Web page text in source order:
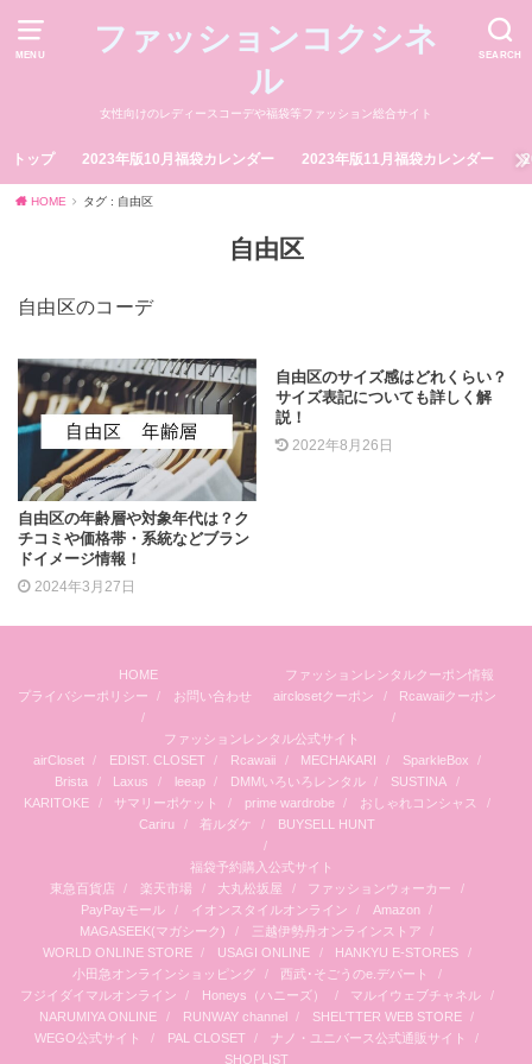
MENU SEARCH
ファッションコクシネ
ル
女性向けのレディースコーデや福袋等ファッション総合サイト
トップ 2023年版10月福袋カレンダー 2023年版11月福袋カレンダー
HOME タグ : 自由区
自由区
自由区のコーデ
自由区の年齢層や対象年代は？ク
チコミや価格帯・系統などブラン
ドイメージ情報！
2024年3月27日
自由区のサイズ感はどれくらい？
サイズ表記についても詳しく解
説！
2022年8月26日
HOME
プライバシーポリシー
お問い合わせ
ファッションレンタルクーポン情報
airclosetクーポン
Rcawaiiクーポン
ファッションレンタル公式サイト
airCloset
EDIST. CLOSET Rcawaii MECHAKARI
SparkleBox
Brista
Laxus leeap DMMいろいろレンタル
SUSTINA
KARITOKE
サマリーポケット prime wardrobe
おしゃれコンシャス
Cariru
着ルダケ BUYSELL HUNT
福袋予約購入公式サイト
東急百貨店
楽天市場 大丸松坂屋
ファッションウォーカー
PayPayモール
イオンスタイルオンライン
Amazon
MAGASEEK(マガシーク)
三越伊勢丹オンラインストア
WORLD ONLINE STORE
USAGI ONLINE
HANKYU E-STORES
小田急オンラインショッピング
西武･そごうのe.デパート
フジイダイマルオンライン
Honeys（ハニーズ）
マルイウェブチャネル
NARUMIYA ONLINE
RUNWAY channel
SHEL’TTER WEB STORE
WEGO公式サイト
PAL CLOSET
ナノ・ユニバース公式通販サイト
SHOPLIST